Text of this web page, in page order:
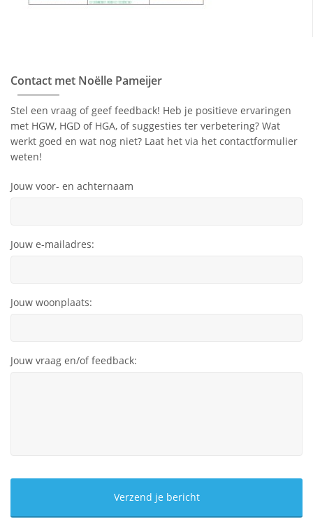
Contact met Noëlle Pameijer
Stel een vraag of geef feedback! Heb je positieve ervaringen
met HGW, HGD of HGA, of suggesties ter verbetering? Wat
werkt goed en wat nog niet? Laat het via het contactformulier
weten!
Jouw voor- en achternaam
Jouw e-mailadres:
Jouw woonplaats:
Jouw vraag en/of feedback: